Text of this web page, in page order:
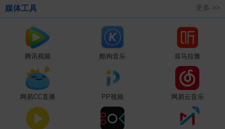
媒体工具 更多 >>
腾讯视频 酷狗音乐 喜马拉雅
网易CC直播 PP视频 网易云音乐